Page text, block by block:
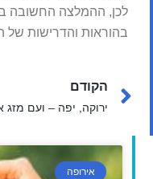
לכן, ההמלצה החשובה
בהוראות והדרישות
הקודם
אירופה